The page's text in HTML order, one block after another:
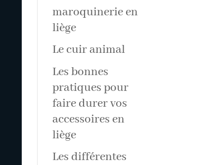
maroquinerie en
liège
Le cuir animal
Les bonnes
pratiques pour
faire durer vos
accessoires en
liège
Les différentes